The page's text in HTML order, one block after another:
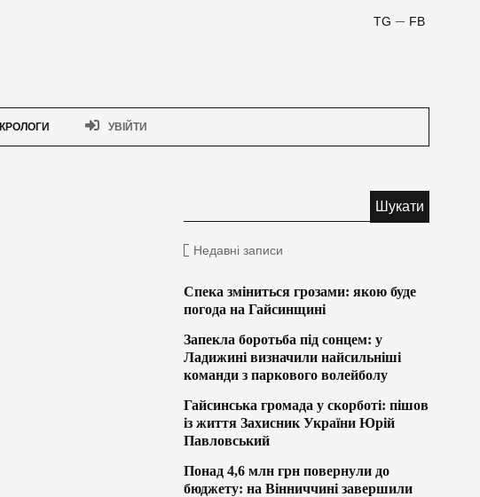
FB
TG
УВІЙТИ
Недавні записи
Спека зміниться грозами: якою буде
погода на Гайсинщині
Запекла боротьба під сонцем: у
Ладижині визначили найсильніші
команди з паркового волейболу
Гайсинська громада у скорботі: пішов
із життя Захисник України Юрій
Павловський
Понад 4,6 млн грн повернули до
бюджету: на Вінниччині завершили